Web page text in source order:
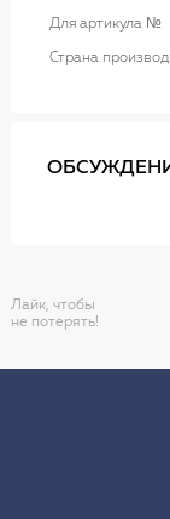
Для артикула №
Страна
Лайк, чтобы
не потерять!